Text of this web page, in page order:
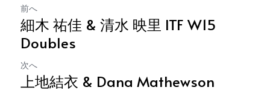
前へ
細木 祐佳 & 清水 映里 ITF W15
Doubles
次へ
上地結衣 & Dana Mathewson